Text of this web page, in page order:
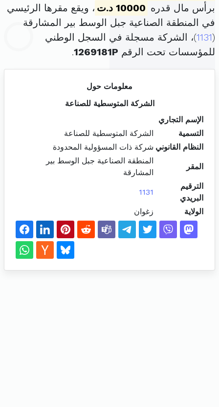
برأس مال قدره 10000 د.ت
، ويقع مقرها الرئيسي
في المنطقة الصناعية جبل الوسط بير المشارقة
(
1131)، الشركة مسجلة في السجل الوطني
للمؤسسات تحت الرقم 1269181P
.
معلومات حول
الشركة المتوسطية للصناعة
الإسم التجاري
التسمية
الشركة المتوسطية للصناعة
النظام القانوني شركة ذات المسؤولية المحدودة
المقر
المنطقة الصناعية جبل الوسط بير
المشارقة
الترقيم
البريدي
1131
الولاية زغوان